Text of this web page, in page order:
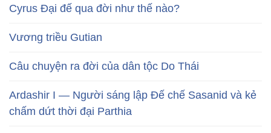
Cyrus Đại đế qua đời như thế nào?
Vương triều Gutian
Câu chuyện ra đời của dân tộc Do Thái
Ardashir I — Người sáng lập Đế chế Sasanid và kẻ
chấm dứt thời đại Parthia